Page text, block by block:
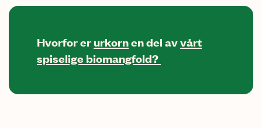
Hvorfor erurkornen del avvårt
spiselige biomangfold?